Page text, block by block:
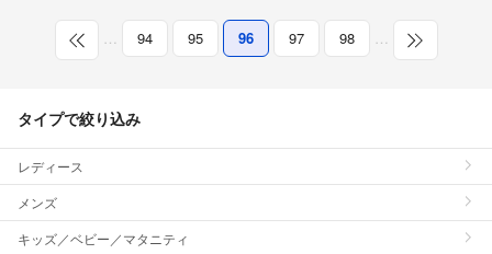
… 94 95 96 97 98 …
タイプで絞り込み
レディース
メンズ
キッズ／ベビー／マタニティ